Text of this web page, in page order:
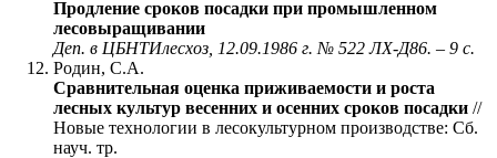
Продление сроков посадки при промышленном
лесовыращивании
Деп. в ЦБНТИлесхоз, 12.09.1986 г. № 522 ЛХ-Д86. – 9 с.
Родин, С.А.
Сравнительная оценка приживаемости и роста
лесных культур весенних и осенних сроков посадки //
Новые технологии в лесокультурном производстве: Сб.
науч. тр.